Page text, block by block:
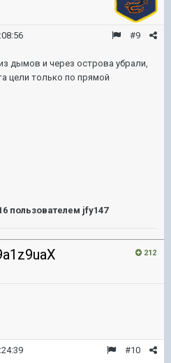
#9
дымов и через острова убрали,
цели только по прямой
пользователем jfy147
212
#10